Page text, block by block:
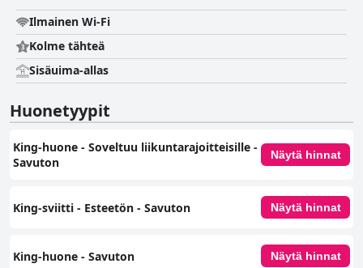
Ilmainen Wi-Fi
Kolme tähteä
Sisäuima-allas
Huonetyypit
King-huone - Soveltuu liikuntarajoitteisille -
Savuton
Näytä hinnat
King-sviitti - Esteetön - Savuton Näytä hinnat
King-huone ‑ Savuton Näytä hinnat